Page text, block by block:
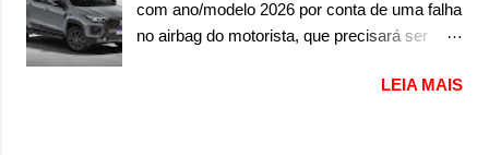
800cv que separou a performance exótica da
seja, acontecerá entre os meses de julho e
setembro (e já estamos em agosto), ou seja,
dia 30 de setembro. A marca confirmou que
com ano/modelo 2026 por conta de uma falha
no airbag do motorista, que precisará ser
24 de outubro de 2025 que envolve osLEIA MAIS